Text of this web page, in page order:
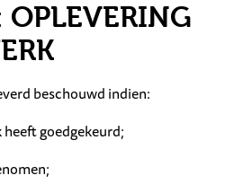
beschouwd indien:
goedgekeurd;